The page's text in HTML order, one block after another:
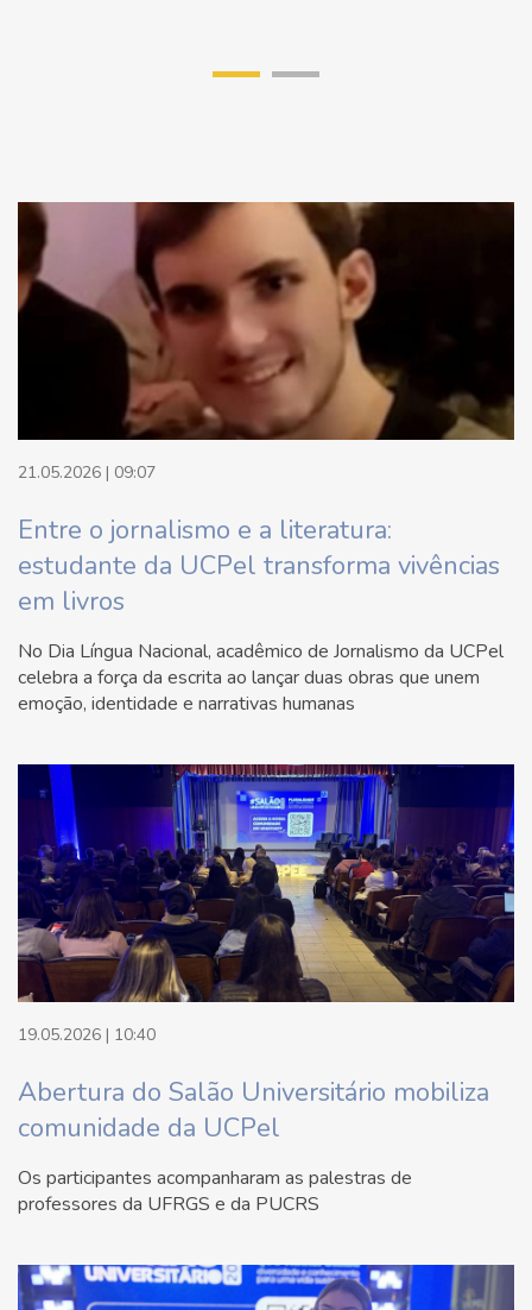
21.05.2026 | 09:07
Entre o jornalismo e a literatura:
estudante da UCPel transforma vivências
em livros
No Dia Língua Nacional, acadêmico de Jornalismo da UCPel
celebra a força da escrita ao lançar duas obras que unem
emoção, identidade e narrativas humanas
19.05.2026 | 10:40
Abertura do Salão Universitário mobiliza
comunidade da UCPel
Os participantes acompanharam as palestras de
professores da UFRGS e da PUCRS